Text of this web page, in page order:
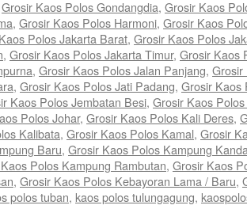
Grosir Kaos Polos Gondangdia, Grosir Kaos
, Grosir Kaos Polos Harmoni, Grosir Kaos
Polos Jakarta Barat, Grosir Kaos Polos
, Grosir Kaos Polos Jakarta Timur, Grosir Kaos
, Grosir Kaos Polos Jalan Panjang, Grosir
, Grosir Kaos Polos Jati Padang, Grosir Kaos
Kaos Polos Jembatan Besi, Grosir Kaos
Polos Johar, Grosir Kaos Polos Kali Deres,
Kalibata, Grosir Kaos Polos Kamal, Grosir
Baru, Grosir Kaos Polos Kampung
Polos Kampung Rambutan, Grosir Kaos
, Grosir Kaos Polos Kebayoran Lama / Baru,
polos tuban, kaos polos tulungagung,